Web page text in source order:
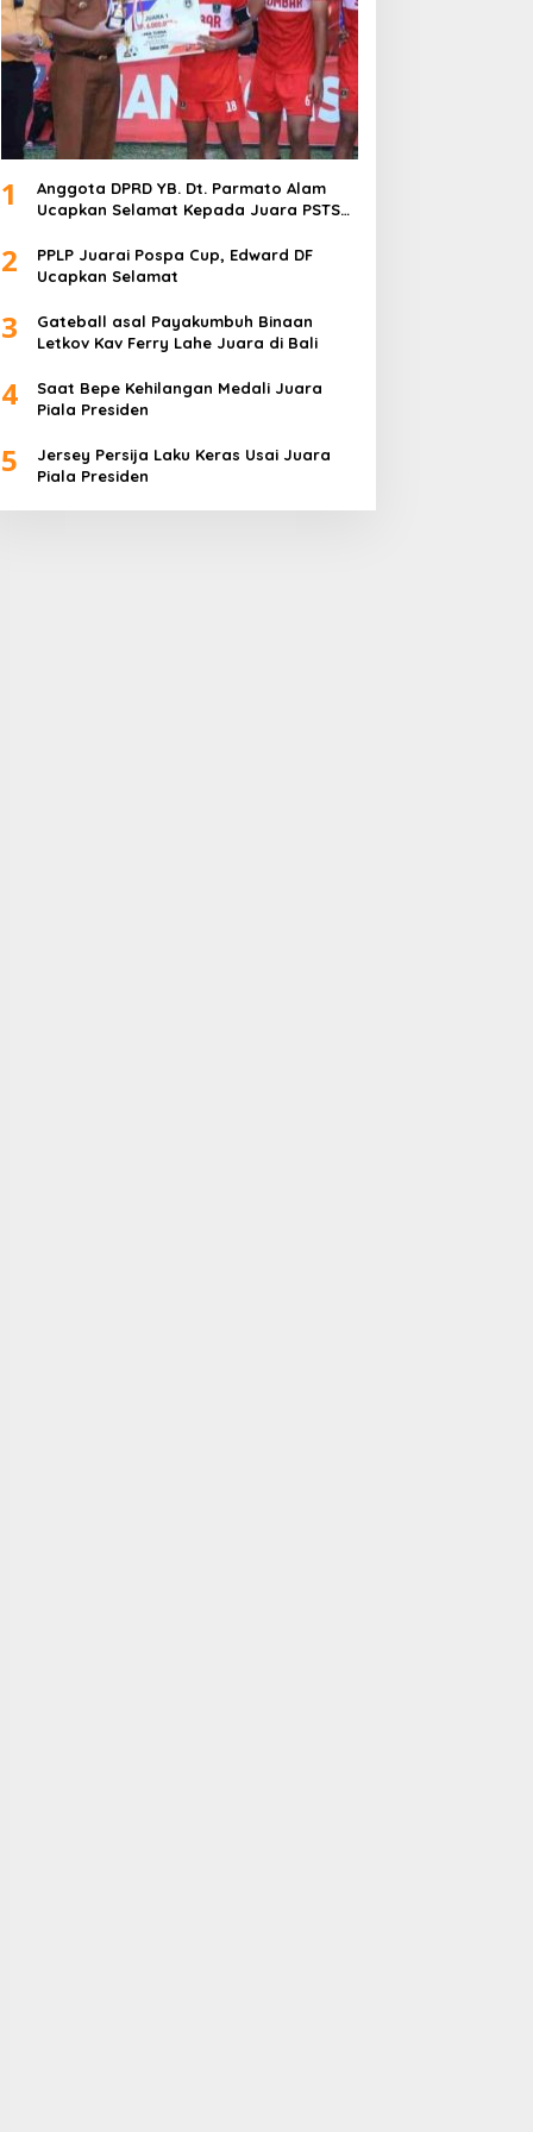
1
Anggota DPRD YB. Dt. Parmato Alam
Ucapkan Selamat Kepada Juara PSTS
2
PPLP Juarai Pospa Cup, Edward DF
Ucapkan Selamat
3
Gateball asal Payakumbuh Binaan
Letkov Kav Ferry Lahe Juara di Bali
4
Saat Bepe Kehilangan Medali Juara
Piala Presiden
5
Jersey Persija Laku Keras Usai Juara
Piala Presiden